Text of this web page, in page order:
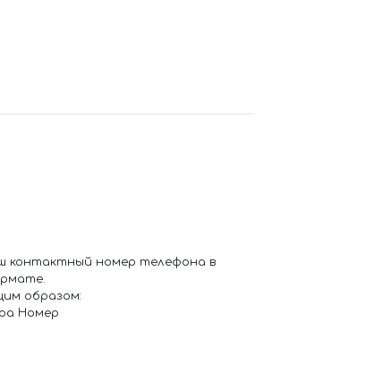
контактный номер телефона в
образом:
Номер